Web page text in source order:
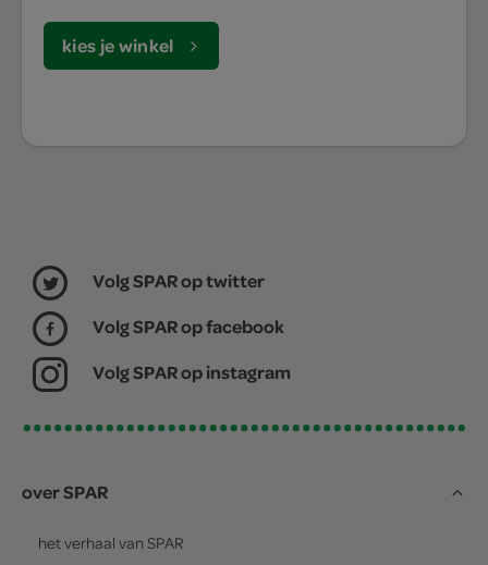
kies je winkel
Volg SPAR op twitter
Volg SPAR op facebook
Volg SPAR op instagram
over SPAR
het verhaal van SPAR